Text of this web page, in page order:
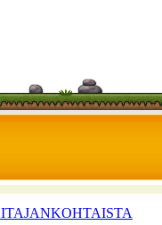
AJANKOHTAISTA